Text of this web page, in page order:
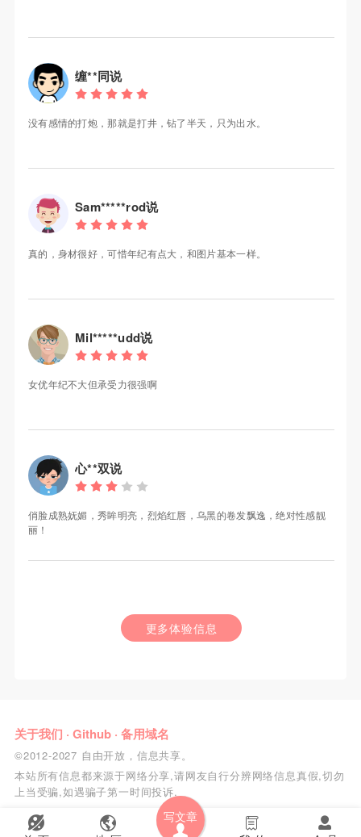
写文章
缠**同说
没有感情的打炮，那就是打井，钻了半天，只为出水。
Sam*****rod说
真的，身材很好，可惜年纪有点大，和图片基本一样。
Mil*****udd说
女优年纪不大但承受力很强啊
心**双说
俏脸成熟妩媚，秀眸明亮，烈焰红唇，乌黑的卷发飘逸，绝对性感靓
丽！
更多体验信息
关于我们 · Github· 备用域名
©2012-2027 自由开放，信息共享。
本站所有信息都来源于网络分享,请网友自行分辨网络信息真假,切勿
上当受骗,如遇骗子第一时间投诉.